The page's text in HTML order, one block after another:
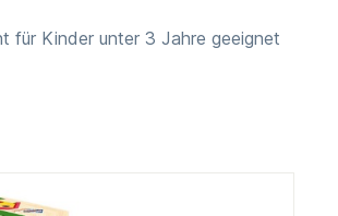
für Kinder unter 3 Jahre geeignet